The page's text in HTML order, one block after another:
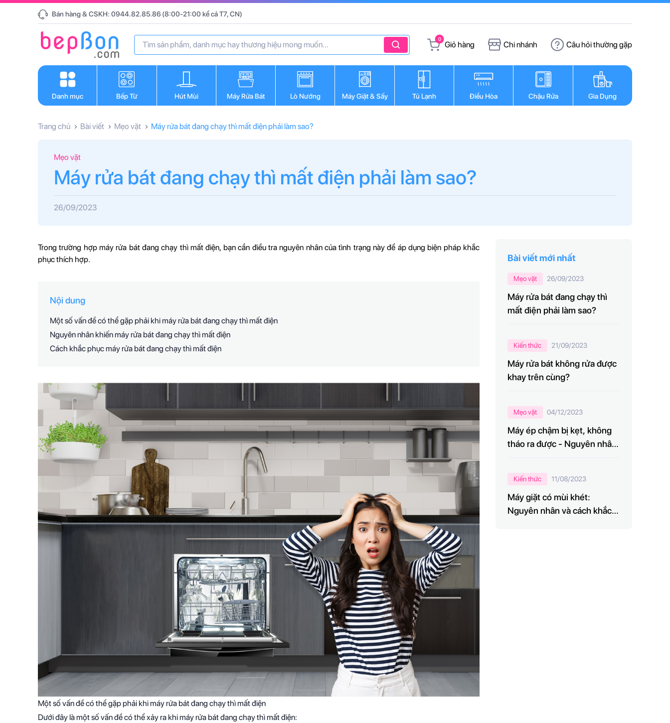
Bán hàng & CSKH: 0944.82.85.86 (8:00-21:00 kể cả T7, CN)
0
Giỏ hàng Chi nhánh Câu hỏi thường gặp
Danh mục Bếp Từ Hút Mùi Máy Rửa Bát Lò Nướng Máy Giặt & Sấy Tủ Lạnh Điều Hòa Chậu Rửa Gia Dụng
Trang chủ Bài viết Mẹo vặt Máy rửa bát đang chạy thì mất điện phải làm sao?
Mẹo vặt
Máy rửa bát đang chạy thì mất điện phải làm sao?
26/09/2023
Trong trường hợp máy rửa bát đang chạy thì mất điện, bạn cần điều tra nguyên nhân của tình trạng này để áp dụng biện pháp khắc
phục thích hợp.
Nội dung
Một số vấn đề có thể gặp phải khi máy rửa bát đang chạy thì mất điện
Nguyên nhân khiến máy rửa bát đang chạy thì mất điện
Cách khắc phục máy rửa bát đang chạy thì mất điện
Một số vấn đề có thể gặp phải khi máy rửa bát đang chạy thì mất điện
Dưới đây là một số vấn đề có thể xảy ra khi máy rửa bát đang chạy thì mất điện:
Bài viết mới nhất
Mẹo vặt 26/09/2023
Máy rửa bát đang chạy thì
mất điện phải làm sao?
Kiến thức 21/09/2023
Máy rửa bát không rửa được
khay trên cùng?
Mẹo vặt 04/12/2023
Máy ép chậm bị kẹt, không
tháo ra được - Nguyên nhân
Kiến thức 11/08/2023
Máy giặt có mùi khét:
Nguyên nhân và cách khắc